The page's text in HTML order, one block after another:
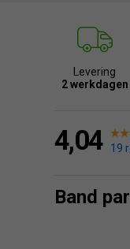
Levering
2 werkdagen
4,04 19
Band